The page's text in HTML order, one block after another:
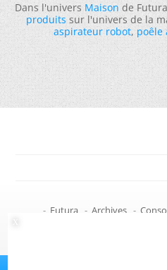
Dans l'universMaisonde
produitssur l'univers de la
aspirateur robot,poêle
- Futura - Archives - Conso